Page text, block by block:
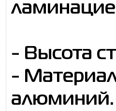
- Высота
-
алюминий.